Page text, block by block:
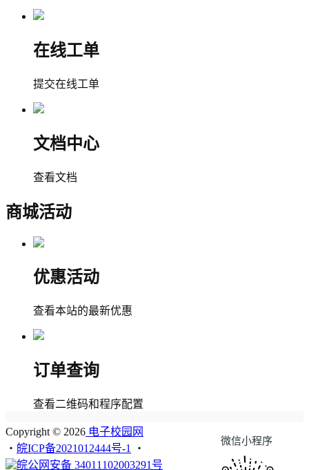
在线工单
提交在线工单
文档中心
查看文档
商城活动
优惠活动
查看本站的最新优惠
订单查询
查看二维码和程序配置
微信小程序
Copyright © 2026 电子校园网
・ 皖ICP备2021012444号-1
・
皖公网安备 34011102003291号